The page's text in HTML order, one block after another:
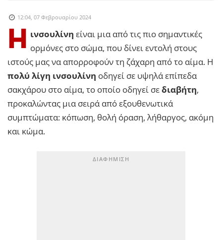
12:04, 07 Φεβρουαρίου 2024
Η ινσουλίνη είναι μια από τις πιο σημαντικές
ορμόνες στο σώμα, που δίνει εντολή στους
ιστούς μας να απορροφούν τη ζάχαρη από το αίμα. Η
πολύ λίγη ινσουλίνη οδηγεί σε υψηλά επίπεδα
σακχάρου στο αίμα, το οποίο οδηγεί σεδιαβήτη,
προκαλώντας μια σειρά από εξουθενωτικά
συμπτώματα: κόπωση, θολή όραση, λήθαργος, ακόμη
και κώμα.